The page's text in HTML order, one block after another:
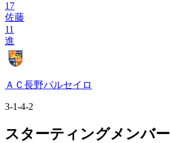
17
佐藤
11
進
ＡＣ長野パルセイロ
3-1-4-2
スターティングメンバー